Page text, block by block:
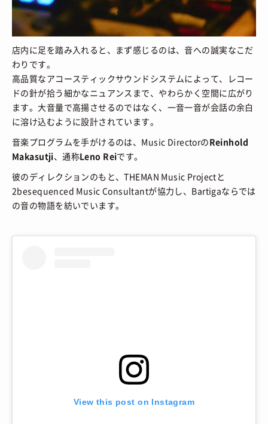
店内に足を踏み入れると、まず感じるのは、音への誠実なこだ
わりです。
高品質なアコースティックサウンドシステムによって、レコー
ドの針が拾う細かなニュアンスまで、やわらかく空間に広がり
ます。大音量で高揚させるのではなく、一音一音が会話の余白
に溶け込むように設計されています。
音楽プログラムを手がけるのは、Music DirectorのReinhold
Makasutji、通称Leno Reiです。
彼のディレクションのもと、THEMAN Music Projectと
2besequenced Music Consultantが協力し、Bartigaならでは
の音の物語を紡いでいます。
View this post on Instagram